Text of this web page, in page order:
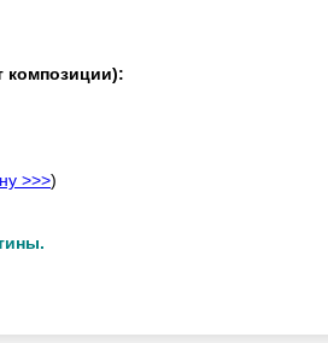
композиции):
>>>)